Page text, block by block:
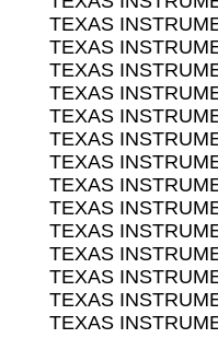
TEXAS
TEXAS
TEXAS
TEXAS
TEXAS
TEXAS
TEXAS
TEXAS
TEXAS
TEXAS
TEXAS
TEXAS
TEXAS
TEXAS